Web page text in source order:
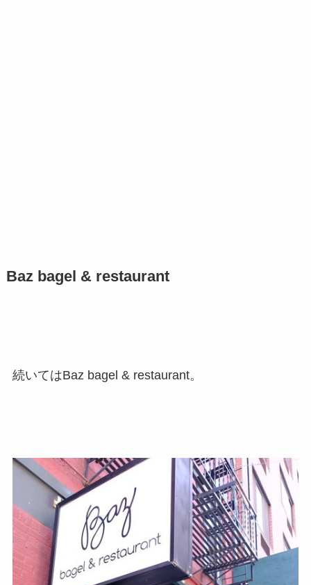
Baz bagel & restaurant
続いてはBaz bagel & restaurant。